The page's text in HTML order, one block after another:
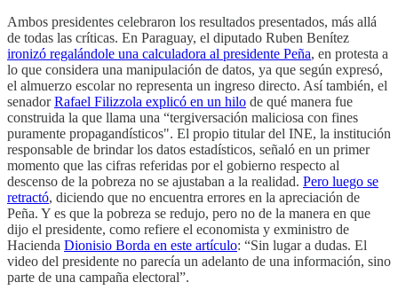
Ambos presidentes celebraron los resultados presentados, más allá
de todas las críticas. En Paraguay, el diputado Ruben Benítez
ironizó regalándole una calculadora al presidente Peña, en protesta a
lo que considera una manipulación de datos, ya que según expresó,
el almuerzo escolar no representa un ingreso directo. Así también, el
senadorRafael Filizzola explicó en un hilo de qué manera fue
construida la que llama una “tergiversación maliciosa con fines
puramente propagandísticos". El propio titular del INE, la institución
responsable de brindar los datos estadísticos, señaló en un primer
momento que las cifras referidas por el gobierno respecto al
descenso de la pobreza no se ajustaban a la realidad. Pero luego se
retractó, diciendo que no encuentra errores en la apreciación de
Peña. Y es que la pobreza se redujo, pero no de la manera en que
dijo el presidente, como refiere el economista y exministro de
Hacienda Dionisio Borda en este artículo: “Sin lugar a dudas. El
video del presidente no parecía un adelanto de una información, sino
parte de una campaña electoral”.